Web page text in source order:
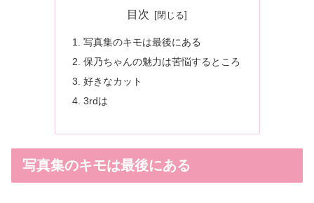
目次
写真集のキモは最後にある
保乃ちゃんの魅力は苦悩するところ
好きなカット
3rdは
写真集のキモは最後にある